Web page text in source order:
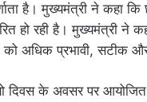
है। मुख्यमंत्री ने कहा
हो रही है। मुख्यमंत्री
अधिक प्रभावी, सटीक और